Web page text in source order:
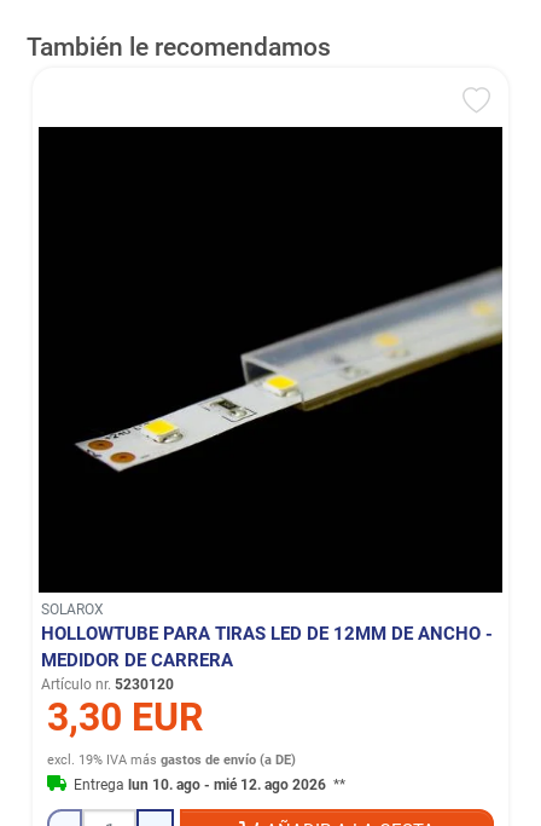
También le recomendamos
SOLAROX
HOLLOWTUBE PARA TIRAS LED DE 12MM DE ANCHO -
MEDIDOR DE CARRERA
Artículo nr. 5230120
3,30 EUR
excl. 19% IVA másgastos de envío (a DE)
Entrega lun 10. ago - mié 12. ago 2026 **